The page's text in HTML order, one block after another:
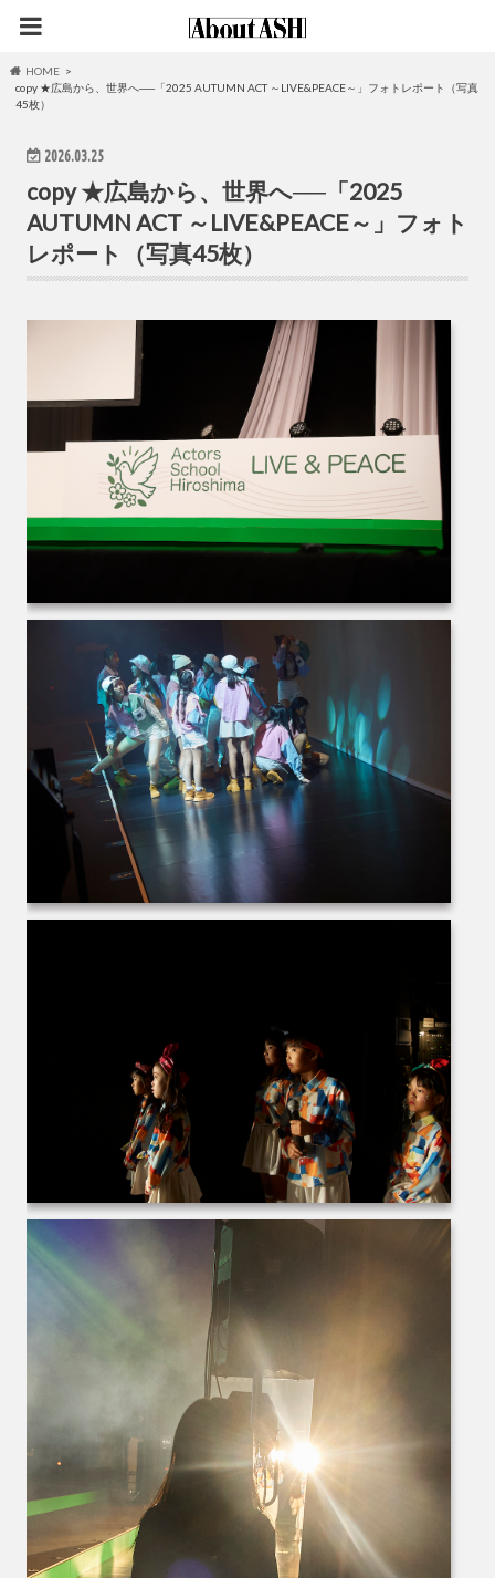
HOME
copy ★広島から、世界へ──「2025 AUTUMN ACT ～LIVE&PEACE～」フォトレポート（写真
45枚）
2026.03.25
copy ★広島から、世界へ──「2025
AUTUMN ACT ～LIVE&PEACE～」フォト
レポート（写真45枚）